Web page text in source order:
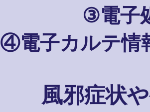
③電子
④電子カルテ情
風邪症状